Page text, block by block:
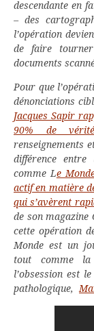
descendante en
– des
l’opération
de faire
documents
Pour que
dénonciations
Jacques Sapir
90% de
renseignements
différence entre
comme Le
actif en matière
qui s’avèrent
de son magazine
cette opération
Monde est un
tout comme la
l’obsession est
pathologique,